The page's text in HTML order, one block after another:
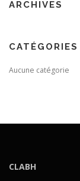
ARCHIVES
CATÉGORIES
Aucune catégorie
CLABH